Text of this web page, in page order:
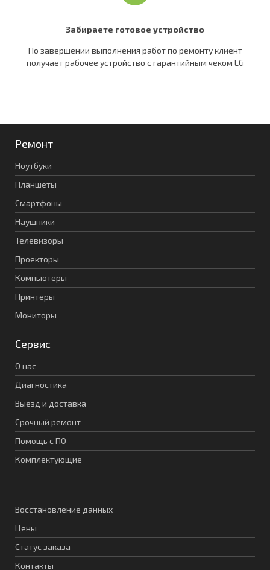
Забираете готовое устройство
По завершении выполнения работ по ремонту клиент
получает рабочее устройство c гарантийным чеком LG
Ремонт
Ноутбуки
Планшеты
Смартфоны
Наушники
Телевизоры
Проекторы
Компьютеры
Принтеры
Мониторы
Сервис
О нас
Диагностика
Выезд и доставка
Срочный ремонт
Помощь с ПО
Комплектующие
Восстановление данных
Цены
Статус заказа
Контакты